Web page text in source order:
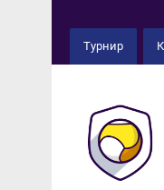
Турнир
Команда